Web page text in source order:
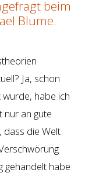
beim
Blume.
Ja, schon
habe ich
nur an gute
dass die Welt
gehandelt habe